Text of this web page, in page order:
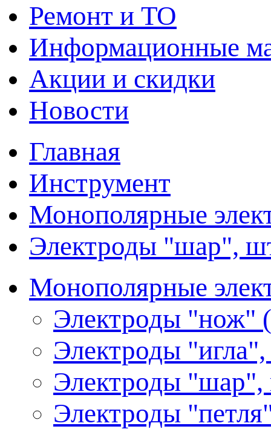
Ремонт и ТО
Информационные
Акции и скидки
Новости
Главная
Инструмент
Монополярные
Электроды "шар",
Монополярные
Электроды "нож"
Электроды
Электроды
Электроды